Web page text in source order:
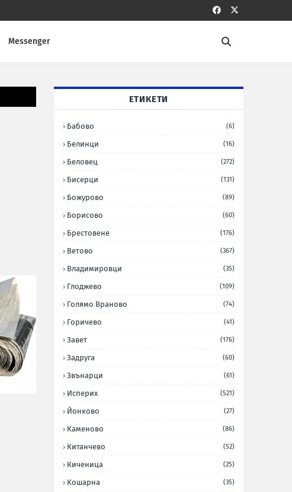
Messenger
ЕТИКЕТИ
Бабово (6)
Белинци (16)
Беловец (272)
Бисерци (131)
Божурово (89)
Борисово (60)
Брестовене (176)
Ветово (367)
Владимировци (35)
Глоджево (109)
Голямо Враново (74)
Горичево (41)
Завет (176)
Задруга (60)
Звънарци (61)
Исперих (521)
Йонково (27)
Каменово (86)
Китанчево (52)
Киченица (25)
Кошарна (35)